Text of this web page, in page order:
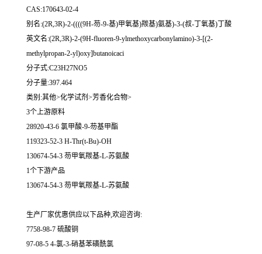
CAS:170643-02-4
别名:(2R,3R)-2-((((9H-芴-9-基)甲氧基)羰基)氨基)-3-(叔-丁氧基)丁酸
英文名:(2R,3R)-2-(9H-fluoren-9-ylmethoxycarbonylamino)-3-[(2-
methylpropan-2-yl)oxy]butanoicaci
分子式:C23H27NO5
分子量:397.464
类别:其他>化学试剂>芳香化合物>
3个上游原料
28920-43-6 氯甲酸-9-芴基甲酯
119323-52-3 H-Thr(t-Bu)-OH
130674-54-3 芴甲氧羰基-L-苏氨酸
1个下游产品
130674-54-3 芴甲氧羰基-L-苏氨酸
生产厂家优惠供应以下品种,欢迎咨询:
7758-98-7 硫酸铜
97-08-5 4-氯-3-硝基苯磺酰氯